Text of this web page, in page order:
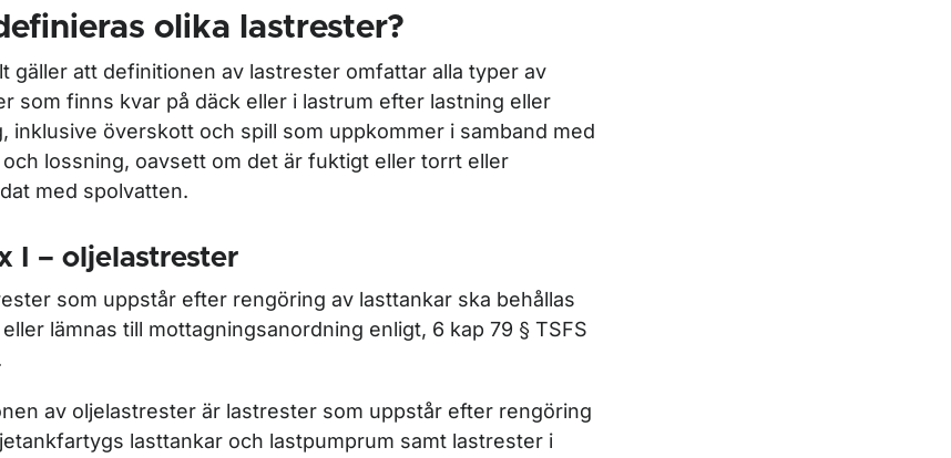
av fartygsavfall
för avfall från fartyg
och biofouling
olika lastrester?
gäller att definitionen av lastrester omfattar alla typer av
som finns kvar på däck eller i lastrum efter lastning eller
inklusive överskott och spill som uppkommer i samband med
lossning, oavsett om det är fuktigt eller torrt eller
med spolvatten.
I – oljelastrester
som uppstår efter rengöring av lasttankar ska behållas
lämnas till mottagningsanordning enligt, 6 kap 79 § TSFS
av oljelastrester är lastrester som uppstår efter rengöring
lasttankar och lastpumprum samt lastrester i